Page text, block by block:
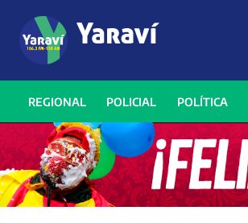
REGIONAL POLICIAL POLÍTICA